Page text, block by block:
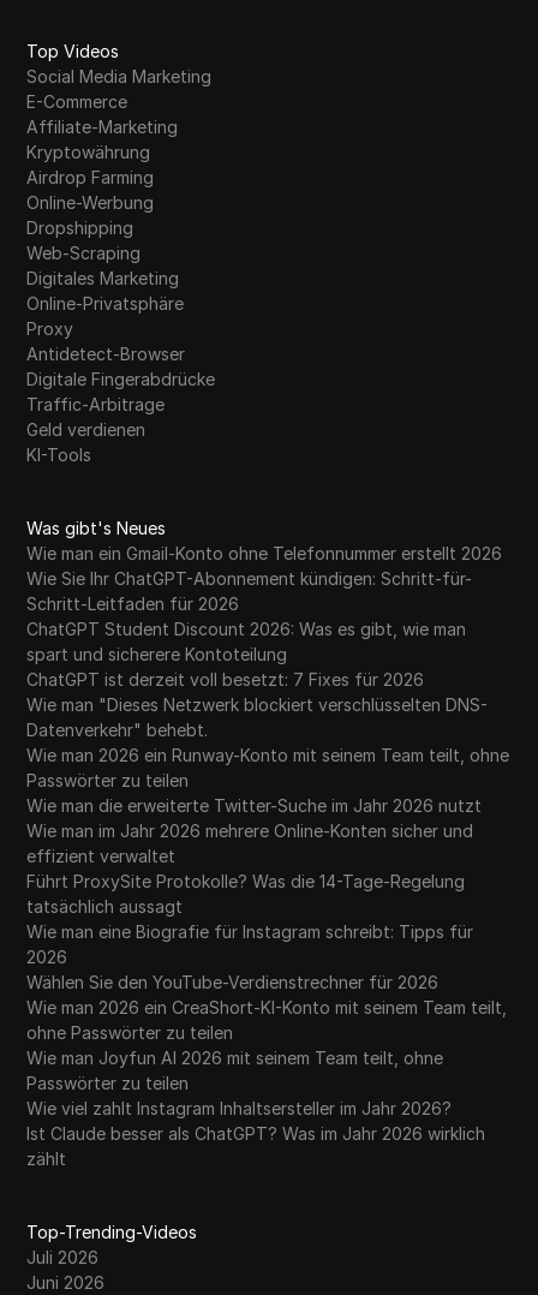
Top Videos
Social Media Marketing
E-Commerce
Affiliate-Marketing
Kryptowährung
Airdrop Farming
Online-Werbung
Dropshipping
Web-Scraping
Digitales Marketing
Online-Privatsphäre
Proxy
Antidetect-Browser
Digitale Fingerabdrücke
Traffic-Arbitrage
Geld verdienen
KI-Tools
Was gibt's Neues
Wie man ein Gmail-Konto ohne Telefonnummer erstellt 2026
Wie Sie Ihr ChatGPT-Abonnement kündigen: Schritt-für-
Schritt-Leitfaden für 2026
ChatGPT Student Discount 2026: Was es gibt, wie man
spart und sicherere Kontoteilung
ChatGPT ist derzeit voll besetzt: 7 Fixes für 2026
Wie man "Dieses Netzwerk blockiert verschlüsselten DNS-
Datenverkehr" behebt.
Wie man 2026 ein Runway-Konto mit seinem Team teilt, ohne
Passwörter zu teilen
Wie man die erweiterte Twitter-Suche im Jahr 2026 nutzt
Wie man im Jahr 2026 mehrere Online-Konten sicher und
effizient verwaltet
Führt ProxySite Protokolle? Was die 14-Tage-Regelung
tatsächlich aussagt
Wie man eine Biografie für Instagram schreibt: Tipps für
2026
Wählen Sie den YouTube-Verdienstrechner für 2026
Wie man 2026 ein CreaShort-KI-Konto mit seinem Team teilt,
ohne Passwörter zu teilen
Wie man Joyfun AI 2026 mit seinem Team teilt, ohne
Passwörter zu teilen
Wie viel zahlt Instagram Inhaltsersteller im Jahr 2026?
Ist Claude besser als ChatGPT? Was im Jahr 2026 wirklich
zählt
Top-Trending-Videos
Juli 2026
Juni 2026